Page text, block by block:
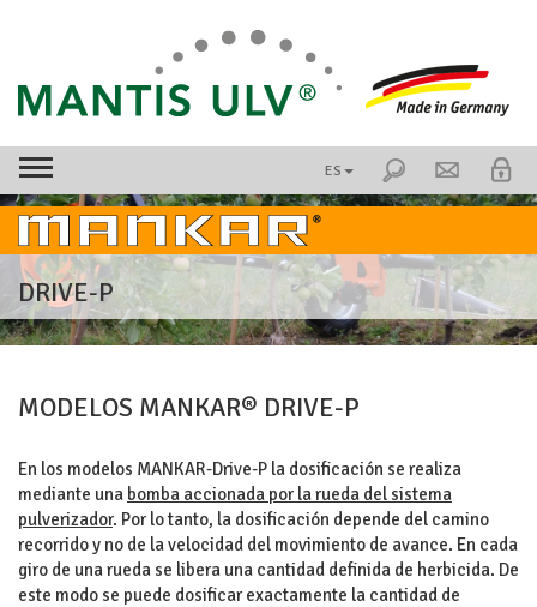
ES
DRIVE-P
MODELOS MANKAR® DRIVE-P
En los modelos MANKAR-Drive-P la dosificación se realiza
mediante una bomba accionada por la rueda del sistema
pulverizador. Por lo tanto, la dosificación depende del camino
recorrido y no de la velocidad del movimiento de avance. En cada
giro de una rueda se libera una cantidad definida de herbicida. De
este modo se puede dosificar exactamente la cantidad de